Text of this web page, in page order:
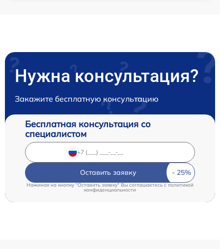
Нужна консультация?
Закажите бесплатную консультацию
Бесплатная консультация со
специалистом
Оставить заявку
Нажимая на кнопку "Оставить заявку" Вы соглашаетесь cполитикой
конфиденциальности